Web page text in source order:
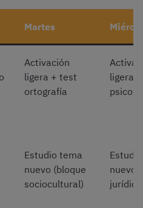
Martes
Activación
ligera + test
ortografía
ligera
Estudio tema
nuevo (bloque
sociocultural)
nuevo